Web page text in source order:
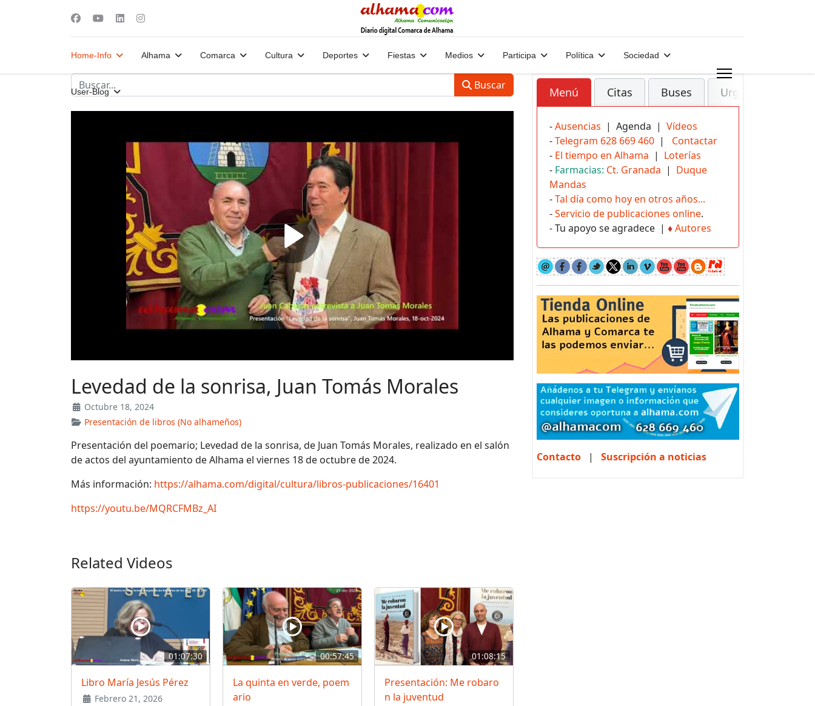
Home-Info Alhama Comarca Cultura Deportes Fiestas Medios Participa Política Sociedad
User-Blog Buscar
Levedad de la sonrisa, Juan Tomás Morales
Octubre 18, 2024
Presentación de libros (No alhameños)
Presentación del poemario; Levedad de la sonrisa, de Juan Tomás Morales, realizado en el salón
de actos del ayuntamiento de Alhama el viernes 18 de octubre de 2024.
Más información: https://alhama.com/digital/cultura/libros-publicaciones/16401
https://youtu.be/MQRCFMBz_AI
Related Videos
01:07:30
Libro María Jesús Pérez
Febrero 21, 2026
00:57:45
La quinta en verde, poem
ario
01:08:15
Presentación: Me robaro
n la juventud
Menú Citas Buses Urgencias
-Ausencias | Agenda | Vídeos
-Telegram 628 669 460 | Contactar
- El tiempo en Alhama | Loterías
- Farmacias: Ct. Granada | Duque
Mandas
-Tal día como hoy en otros años...
-Servicio de publicaciones online.
- Tu apoyo se agradece | ♦Autores
Contacto | Suscripción a noticias